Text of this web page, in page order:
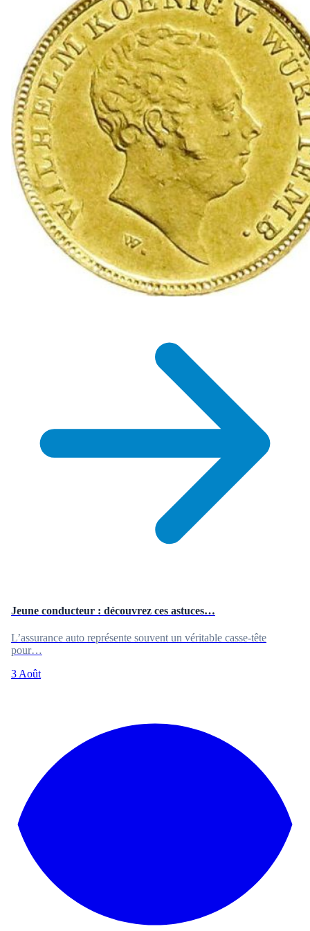
Jeune conducteur : découvrez ces astuces…
L’assurance auto représente souvent un véritable casse-tête
pour…
3 Août